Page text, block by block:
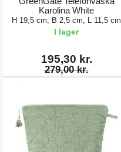
Karolina White
H 19,5 cm, B 2,5 cm, L 11,5 cm
I lager
195,30 kr.
279,00 kr.